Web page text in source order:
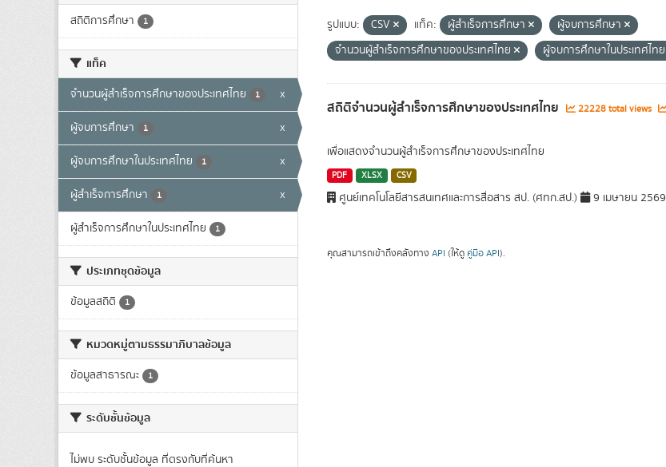
สถิติการศึกษา 1
แท็ค
จำนวนผู้สำเร็จการศึกษาของประเทศไทย 1 x
ผู้จบการศึกษา 1 x
ผู้จบการศึกษาในประเทศไทย 1 x
ผู้สำเร็จการศึกษา 1 x
ผู้สำเร็จการศึกษาในประเทศไทย 1
ประเภทชุดข้อมูล
ข้อมูลสถิติ 1
หมวดหมู่ตามธรรมาภิบาลข้อมูล
ข้อมูลสาธารณะ 1
ระดับชั้นข้อมูล
ไม่พบ ระดับชั้นข้อมูล ที่ตรงกับที่ค้นหา
รูปแบบ: CSV แท็ค: ผู้สำเร็จการศึกษา
ผู้จบการศึกษา
จำนวนผู้สำเร็จการศึกษาของประเทศไทย
ผู้จบการศึกษาในประเทศไทย
สถิติจำนวนผู้สำเร็จการศึกษาของประเทศไทย 22228 total views
เพื่อแสดงจำนวนผู้สำเร็จการศึกษาของประเทศไทย
PDF XLSX CSV
ศูนย์เทคโนโลยีสารสนเทศและการสื่อสาร สป. (ศทก.สป.) 9 เมษายน 2569
คุณสามารถเข้าถึงคลังทาง API (ให้ดู คู่มือ API).